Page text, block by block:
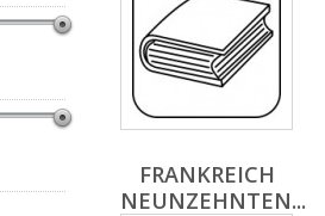
FRANKREICH
NEUNZEHNTEN...